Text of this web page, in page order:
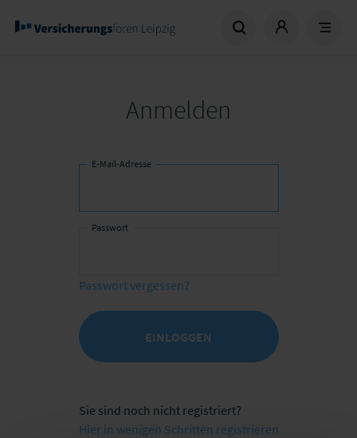
Anmelden
E-Mail-Adresse
Passwort
Passwort vergessen?
EINLOGGEN
Sie sind noch nicht registriert?
Hier in wenigen Schritten registrieren